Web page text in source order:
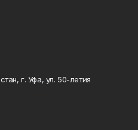
г. Уфа, ул. 50-летия